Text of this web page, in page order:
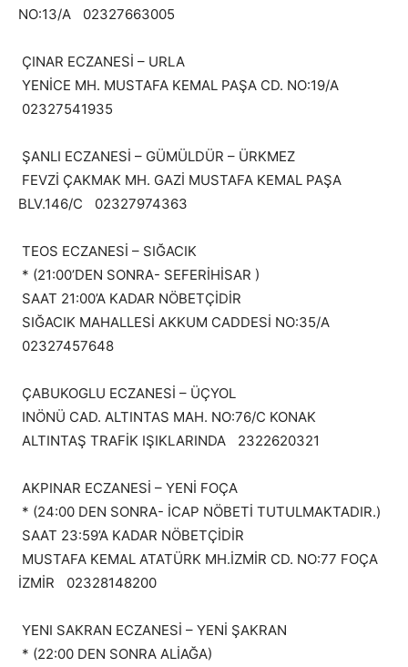
NO:13/A 02327663005
ÇINAR ECZANESİ – URLA
YENİCE MH. MUSTAFA KEMAL PAŞA CD. NO:19/A
02327541935
ŞANLI ECZANESİ – GÜMÜLDÜR – ÜRKMEZ
FEVZİ ÇAKMAK MH. GAZİ MUSTAFA KEMAL PAŞA
BLV.146/C 02327974363
TEOS ECZANESİ – SIĞACIK
* (21:00’DEN SONRA- SEFERİHİSAR )
SAAT 21:00’A KADAR NÖBETÇİDİR
SIĞACIK MAHALLESİ AKKUM CADDESİ NO:35/A
02327457648
ÇABUKOGLU ECZANESİ – ÜÇYOL
INÖNÜ CAD. ALTINTAS MAH. NO:76/C KONAK
ALTINTAŞ TRAFİK IŞIKLARINDA 2322620321
AKPINAR ECZANESİ – YENİ FOÇA
* (24:00 DEN SONRA- İCAP NÖBETİ TUTULMAKTADIR.)
SAAT 23:59’A KADAR NÖBETÇİDİR
MUSTAFA KEMAL ATATÜRK MH.İZMİR CD. NO:77 FOÇA
İZMİR 02328148200
YENI SAKRAN ECZANESİ – YENİ ŞAKRAN
* (22:00 DEN SONRA ALİAĞA)